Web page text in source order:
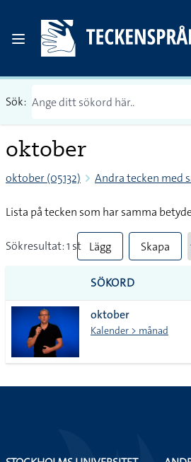
Sök:
oktober
oktober (05132) Andra tecken med
Lista på tecken som har samma
Sökresultat: 1 st Lägg
till
alla i
lista
Skapa
SÖKORD
oktober
Kalender > månad